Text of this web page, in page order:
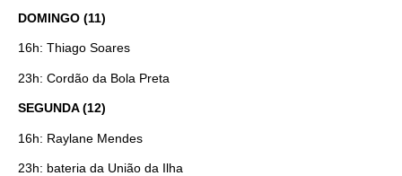
DOMINGO (11)
16h: Thiago Soares
23h: Cordão da Bola Preta
SEGUNDA (12)
16h: Raylane Mendes
23h: bateria da União da Ilha